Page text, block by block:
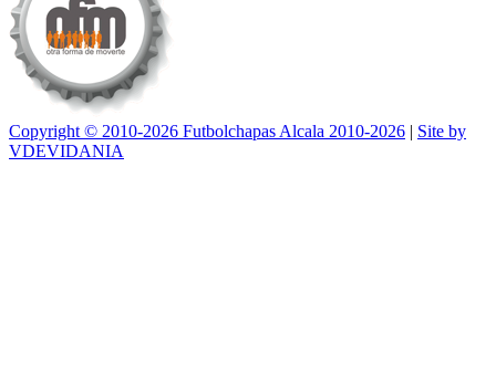
Copyright © 2010-2026 Futbolchapas Alcala 2010-2026 | Site by
VDEVIDANIA